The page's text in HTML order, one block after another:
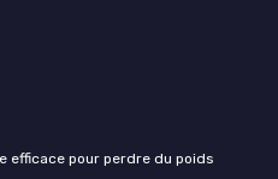
efficace pour perdre du poids